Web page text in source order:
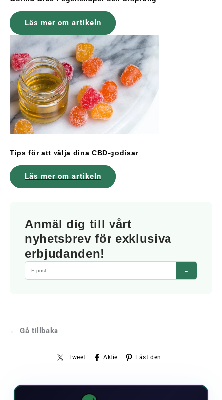
Läs mer om artikeln
Tips för att välja dina CBD-godisar
Läs mer om artikeln
Anmäl dig till vårt
nyhetsbrev för exklusiva
erbjudanden!
→
← Gå tillbaka
Tweet Aktie Fäst den